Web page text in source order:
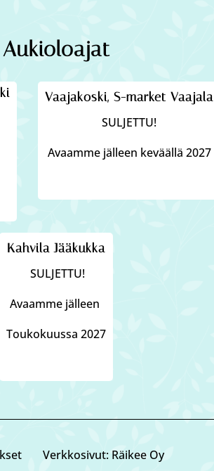
Aukioloajat
Vaajakoski, S-market Vaajala
SULJETTU!
Avaamme jälleen keväällä 2027
Kahvila Jääkukka
SULJETTU!
Avaamme jälleen
Toukokuussa 2027
Verkkosivut: Räikee Oy